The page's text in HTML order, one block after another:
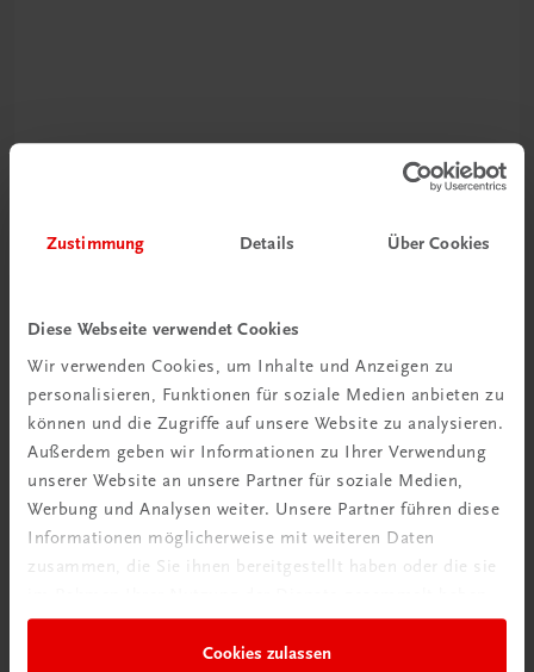
Zustimmung Details Über Cookies
Diese Webseite verwendet Cookies
Wir verwenden Cookies, um Inhalte und Anzeigen zu
personalisieren, Funktionen für soziale Medien anbieten zu
können und die Zugriffe auf unsere Website zu analysieren.
Außerdem geben wir Informationen zu Ihrer Verwendung
unserer Website an unsere Partner für soziale Medien,
Werbung und Analysen weiter. Unsere Partner führen diese
Informationen möglicherweise mit weiteren Daten
zusammen, die Sie ihnen bereitgestellt haben oder die sie
Cookies zulassen
& Versandkosten sparen